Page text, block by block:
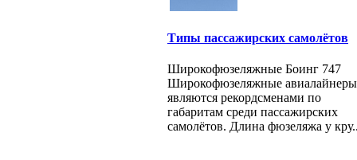
Типы пассажирских самолётов
Широкофюзеляжные Боинг 747
Широкофюзеляжные авиалайнеры
являются рекордсменами по
габаритам среди пассажирских
самолётов. Длина фюзеляжа у